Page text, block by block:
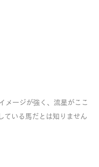
メージが強く、流星がここ
ている馬だとは知りません